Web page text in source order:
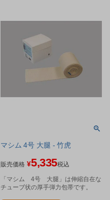
マシム 4号 大腿 - 竹虎
販売価格 ¥5,335税込
「マシム 4号 大腿」は伸縮自在な
チューブ状の厚手弾力包帯です。